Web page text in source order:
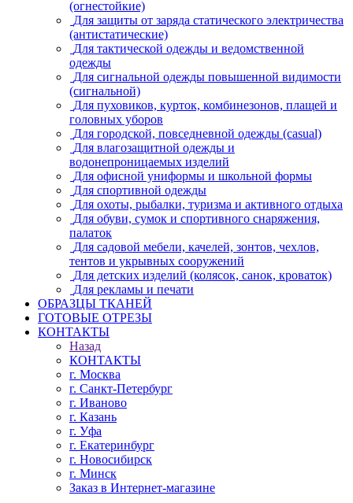
(огнестойкие)
Для защиты от заряда статического электричества
(антистатические)
Для тактической одежды и ведомственной
одежды
Для сигнальной одежды повышенной видимости
(сигнальной)
Для пуховиков, курток, комбинезонов, плащей и
головных уборов
Для городской, повседневной одежды (casual)
Для влагозащитной одежды и
водонепроницаемых изделий
Для офисной униформы и школьной формы
Для спортивной одежды
Для охоты, рыбалки, туризма и активного отдыха
Для обуви, сумок и спортивного снаряжения,
палаток
Для садовой мебели, качелей, зонтов, чехлов,
тентов и укрывных сооружений
Для детских изделий (колясок, санок, кроваток)
Для рекламы и печати
ОБРАЗЦЫ ТКАНЕЙ
ГОТОВЫЕ ОТРЕЗЫ
КОНТАКТЫ
Назад
КОНТАКТЫ
г. Москва
г. Санкт-Петербург
г. Иваново
г. Казань
г. Уфа
г. Екатеринбург
г. Новосибирск
г. Минск
Заказ в Интернет-магазине